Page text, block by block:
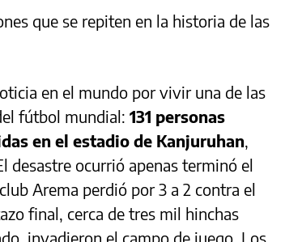
que se repiten en la historia de las
en el mundo por vivir una de las
fútbol mundial: 131 personas
en el estadio de Kanjuruhan,
desastre ocurrió apenas terminó el
Arema perdió por 3 a 2 contra el
final, cerca de tres mil hinchas
invadieron el campo de juego. Los